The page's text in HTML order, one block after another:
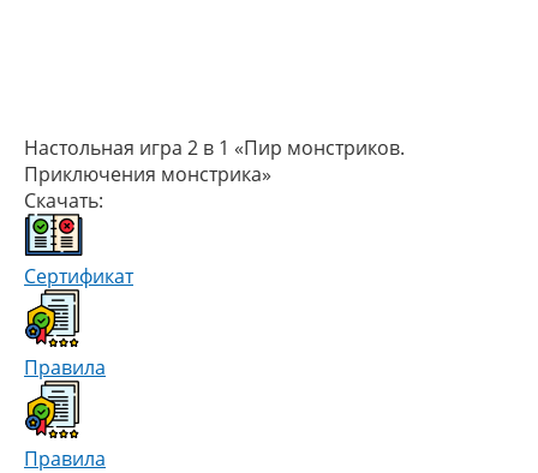
Настольная игра 2 в 1 «Пир монстриков.
Приключения монстрика»
Скачать:
Сертификат
Правила
Правила